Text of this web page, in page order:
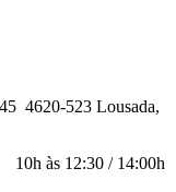
4620-523 Lousada,
/ 14:00h